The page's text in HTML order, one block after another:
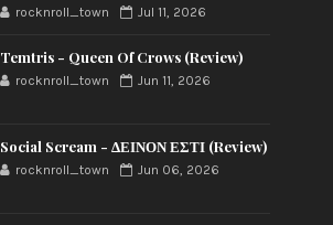
rocknroll_town Jul 11, 2026
Temtris - Queen Of Crows (Review)
rocknroll_town Jun 11, 2026
Social Scream - ΔΕΙΝΟΝ ΕΣΤΙ (Review)
rocknroll_town Jun 06, 2026